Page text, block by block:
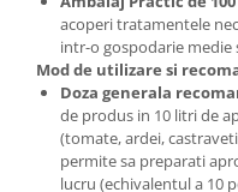
Plase plante
Pompa de apa curata/
Pompa de stropit
Raticide
acoperi tratamentele
intr-o gospodarie medie
Mod de utilizare si
Doza generala
de produs in 10 litri de
(tomate, ardei,
permite sa preparati
lucru (echivalentul a 10